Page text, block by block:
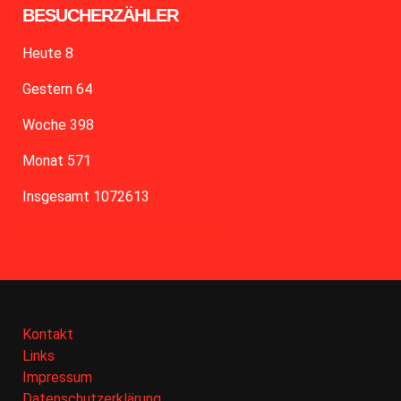
BESUCHERZÄHLER
Heute 8
Gestern 64
Woche 398
Monat 571
Insgesamt 1072613
Kontakt
Links
Impressum